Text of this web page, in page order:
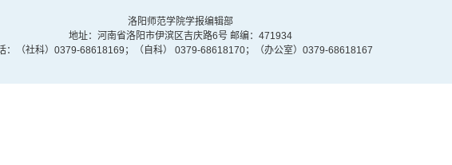
洛阳师范学院学报编辑部
地址：河南省洛阳市伊滨区吉庆路6号 邮编：471934
：（社科）0379-68618169；（自科） 0379-68618170；（办公室）0379-68618167